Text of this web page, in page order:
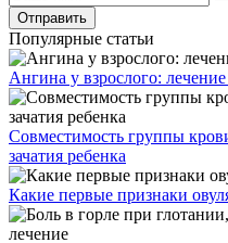
Популярные статьи
Ангина у взрослого:
Совместимость группы
зачатия ребенка
Какие первые признаки